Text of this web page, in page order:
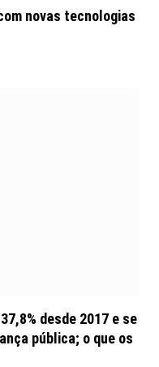
novas tecnologias
desde 2017 e se
pública; o que os